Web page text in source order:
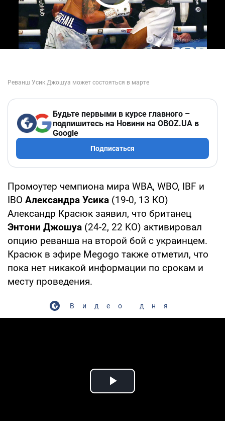
Play Video
Будьте первыми в курсе главного –
подпишитесь на Новини на OBOZ.UA в
Google
Подписаться
Промоутер чемпиона мира WBA, WBO, IBF и
IBO Александра Усика (19-0, 13 КО)
Александр Красюк заявил, что британец
Энтони Джошуа (24-2, 22 KO) активировал
опцию реванша на второй бой с украинцем.
Красюк в эфире Megogo также отметил, что
пока нет никакой информации по срокам и
месту проведения.
Видео дня
Play Video